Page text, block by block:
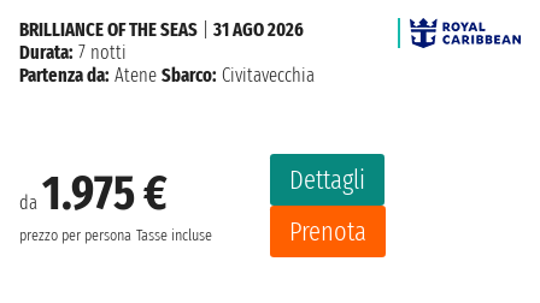
da 1.975 €
prezzo per persona Tasse incluse
Dettagli
Prenota
BRILLIANCE OF THE SEAS
31 AGO 2026
Durata: 7 notti
Partenza da: Atene Sbarco: Civitavecchia